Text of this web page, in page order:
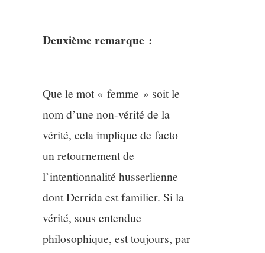
Deuxième remarque :
Que le mot « femme » soit le
nom d’une non-vérité de la
vérité, cela implique de facto
un retournement de
l’intentionnalité husserlienne
dont Derrida est familier. Si la
vérité, sous entendue
philosophique, est toujours, par